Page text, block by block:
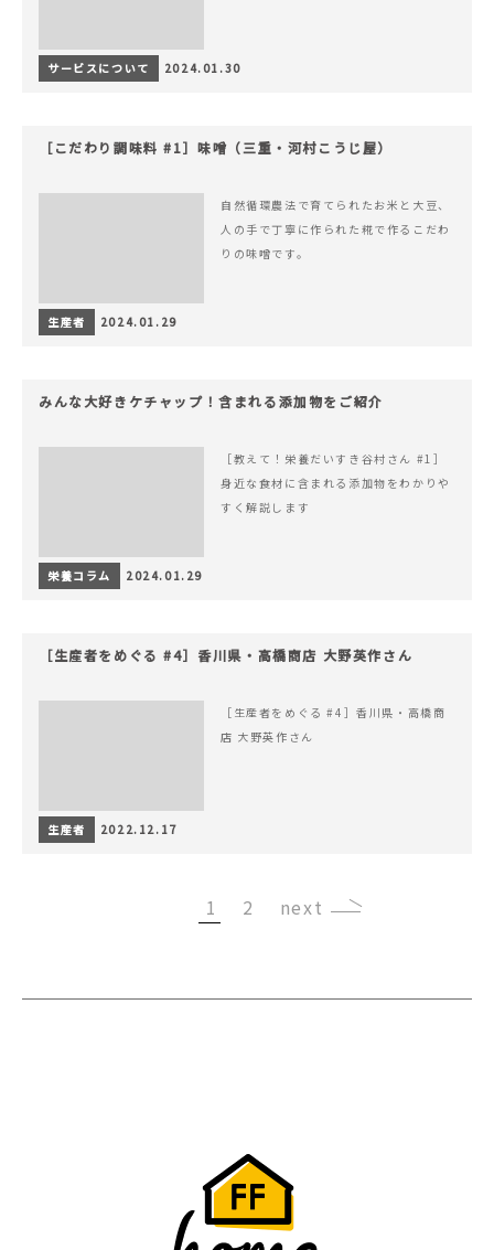
サービスについて 2024.01.30
［こだわり調味料 #1］味噌（三重・河村こうじ屋）
自然循環農法で育てられたお米と大豆、
人の手で丁寧に作られた糀で作るこだわ
りの味噌です。
生産者 2024.01.29
みんな大好きケチャップ！含まれる添加物をご紹介
［教えて！栄養だいすき谷村さん #1］
身近な食材に含まれる添加物をわかりや
すく解説します
栄養コラム 2024.01.29
［生産者をめぐる #4］香川県・高橋商店 大野英作さん
［生産者をめぐる #4］香川県・高橋商
店 大野英作さん
生産者 2022.12.17
1 2 ›